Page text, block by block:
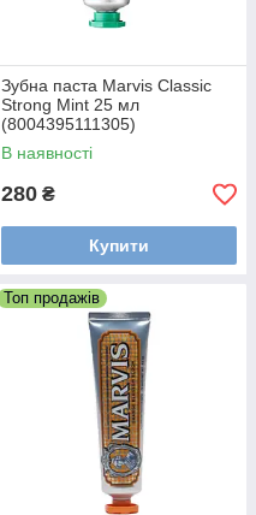
Зубна паста Marvis Classic
Strong Mint 25 мл
(8004395111305)
В наявності
280 ₴
Купити
Топ продажів